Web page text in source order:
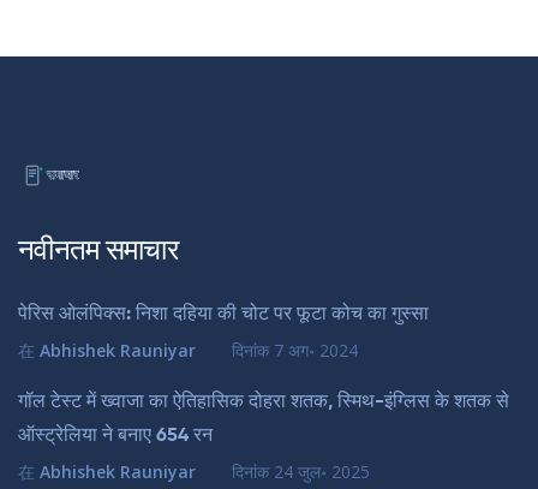
नवीनतम समाचार
पेरिस ओलंपिक्स: निशा दहिया की चोट पर फूटा कोच का गुस्सा
在 Abhishek Rauniyar दिनांक 7 अग॰ 2024
गॉल टेस्ट में ख्वाजा का ऐतिहासिक दोहरा शतक, स्मिथ-इंग्लिस के शतक से
ऑस्ट्रेलिया ने बनाए 654 रन
在 Abhishek Rauniyar दिनांक 24 जुल॰ 2025